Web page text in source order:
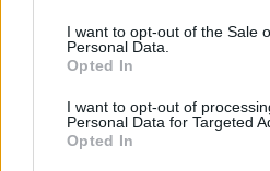
I want to opt-out of the Sale
Personal Data.
Opted In
I want to opt-out of
Personal Data for Targeted
Opted In